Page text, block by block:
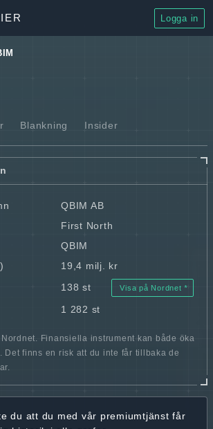
Logga in
Blankning Insider
QBIM AB
First North
QBIM
19,4 milj. kr
138 st Visa på Nordnet
1 282 st
Finansiella instrument kan både öka
Det finns en risk att du inte får tillbaka de
du att du med vår premiumtjänst får